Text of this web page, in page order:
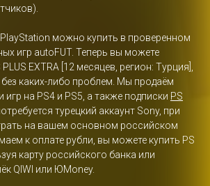
PlayStation можно купить в проверенном
игр autoFUT. Теперь вы можете
EXTRA [12 месяцев, регион: Турция],
каких-либо проблем. Мы продаём
игр на PS4 и PS5, а также подписки PS
турецкий аккаунт Sony, при
на вашем основном российском
к оплате рубли, вы можете купить PS
карту российского банка или
QIWI или ЮMoney.